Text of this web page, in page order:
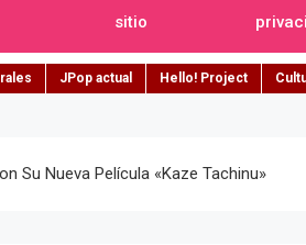
sitio
JPop actual Hello! Project
Su Nueva Película «Kaze Tachinu»